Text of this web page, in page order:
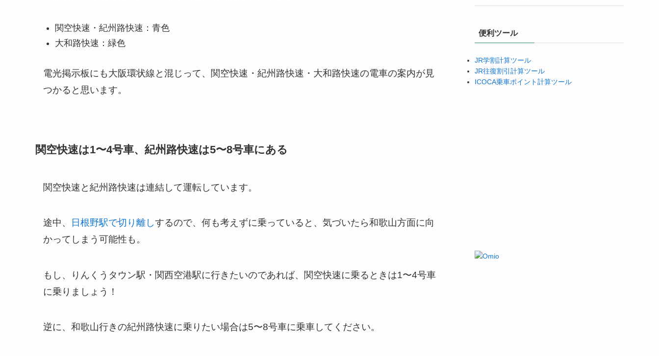
関空快速・紀州路快速：青色
大和路快速：緑色
電光掲示板にも大阪環状線と混じって、関空快速・紀州路快速・大和路快速の電車の案内が見
つかると思います。
関空快速は1〜4号車、紀州路快速は5〜8号車にある
関空快速と紀州路快速は連結して運転しています。
途中、 日根野駅で切り離しするので、何も考えずに乗っていると、気づいたら和歌山方面に向
かってしまう可能性も。
もし、りんくうタウン駅・関西空港駅に行きたいのであれば、関空快速に乗るときは1〜4号車
に乗りましょう！
逆に、和歌山行きの紀州路快速に乗りたい場合は5〜8号車に乗車してください。
便利ツール
JR学割計算ツール
JR往復割引計算ツール
ICOCA乗車ポイント計算ツール